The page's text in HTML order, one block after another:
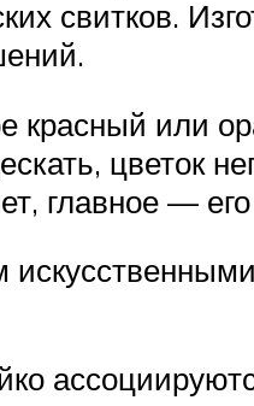
свитков.
красный или
цветок
главное — его